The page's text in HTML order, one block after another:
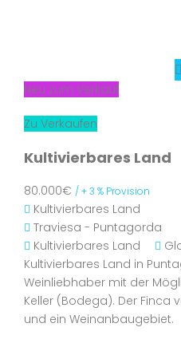
Neu zum Verkauf
Zu Verkaufen
Kultivierbares Land
80.000€ / + 3 % Provision
Kultivierbares Land
Traviesa - Puntagorda
Kultivierbares Land
Kultivierbares Land in
Weinliebhaber mit der
Keller (Bodega). Der
und ein Weinanbaugebiet.